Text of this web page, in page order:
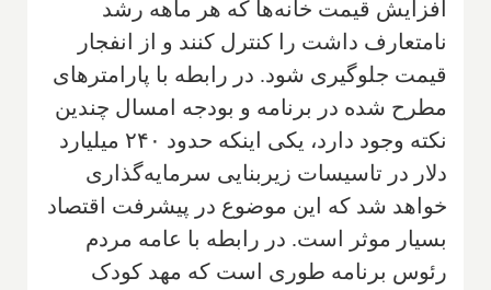
افزایش قیمت خانه‌ها که هر ماهه رشد
نامتعارف داشت را کنترل کنند و از انفجار
قیمت جلوگیری شود. در رابطه با پارامترهای
مطرح شده در برنامه و بودجه امسال چندین
نکته وجود دارد، یکی اینکه حدود ۲۴۰ میلیارد
دلار در تاسیسات زیر‌بنایی سرمایه‌گذاری
خواهد شد که این موضوع در پیشرفت اقتصاد
بسیار موثر است. در رابطه با عامه مردم
رئوس برنامه طوری است که مهد کودک